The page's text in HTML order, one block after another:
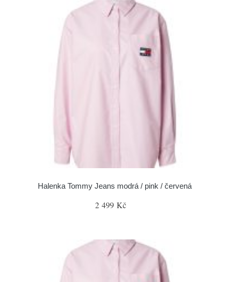
Halenka Tommy Jeans modrá / pink / červená
2 499 Kč